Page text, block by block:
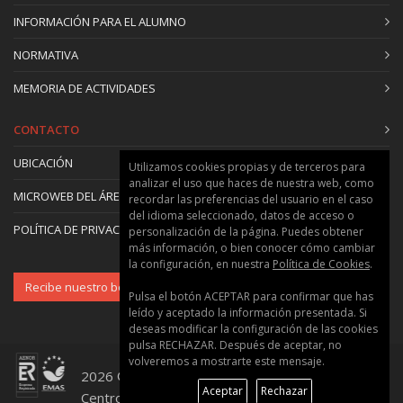
12 DISEÑO DE GRANJAS CAMARONERAS
Miguel Jover Cerdá
13
ASPECTOS ECONÓMICOS DE LA
CAMARONICULTURA
2 ECTS
Ignacio Jauralde García : Técnico Superior
Miguel Jover Cerdá: Catedrático/a de
Universidad
Marcial Ruiz Velazco
NUTRICION Y ALIMENTACION ACUICOLA
Ignacio Jauralde García : Técnico Superior
Miguel Jover Cerdá
INFORMACIÓN PARA EL ALUMNO
NORMATIVA
MEMORIA DE ACTIVIDADES
CONTACTO
UBICACIÓN
MICROWEB DEL ÁREA
POLÍTICA DE PRIVACIDAD Y COOKIES
Recibe nuestro boletín
2026 © Universitat Politècnica de València ::
Centro de Formación Permanente
Utilizamos cookies propias y de terceros para
analizar el uso que haces de nuestra web, como
recordar las preferencias del usuario en el caso
del idioma seleccionado, datos de acceso o
personalización de la página. Puedes obtener
más información, o bien conocer cómo cambiar
la configuración, en nuestra Política de Cookies.
Pulsa el botón ACEPTAR para confirmar que has
leído y aceptado la información presentada. Si
deseas modificar la configuración de las cookies
pulsa RECHAZAR. Después de aceptar, no
volveremos a mostrarte este mensaje.
Aceptar
Rechazar